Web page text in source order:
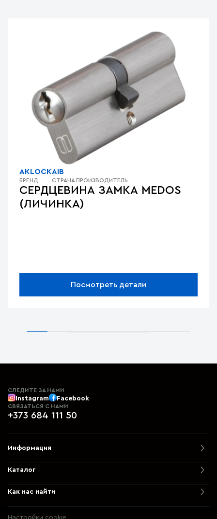
СЕРДЦЕВИНА ЗАМКА MEDOS
(ЛИЧИНКА)
AKLOCK
БРЕНД
AIB
СТРАНА ПРОИЗВОДИТЕЛЬ
Посмотреть детали
СЛЕДИТЕ ЗА НАМИ
Instagram Facebook
СВЯЗАТЬСЯ С НАМИ
+373 684 111 50
Информация
Каталог
Как нас найти
Настройки cookie